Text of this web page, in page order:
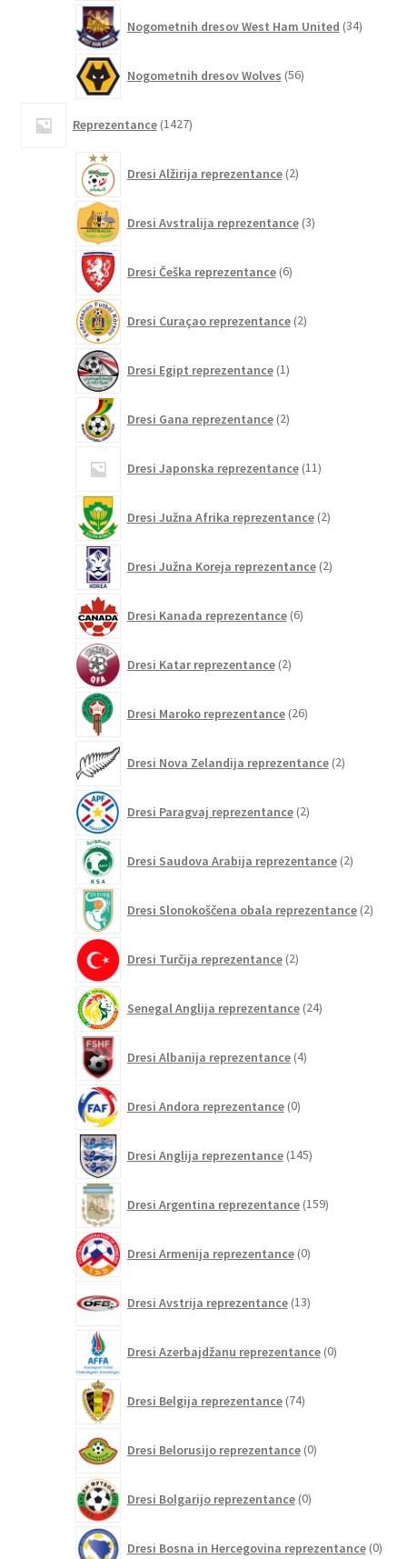
Nogometnih dresov West Ham United 34izdelkov
Nogometnih dresov Wolves 56izdelkov
Reprezentance 1427izdelkov
Dresi Alžirija reprezentance 2izdelka
Dresi Avstralija reprezentance 3izdelki
Dresi Češka reprezentance 6izdelkov
Dresi Curaçao reprezentance 2izdelka
Dresi Egipt reprezentance 1izdelek
Dresi Gana reprezentance 2izdelka
Dresi Japonska reprezentance 11izdelkov
Dresi Južna Afrika reprezentance 2izdelka
Dresi Južna Koreja reprezentance 2izdelka
Dresi Kanada reprezentance 6izdelkov
Dresi Katar reprezentance 2izdelka
Dresi Maroko reprezentance 26izdelkov
Dresi Nova Zelandija reprezentance 2izdelka
Dresi Paragvaj reprezentance 2izdelka
Dresi Saudova Arabija reprezentance 2izdelka
Dresi Slonokoščena obala reprezentance 2izdelka
Dresi Turčija reprezentance 2izdelka
Senegal Anglija reprezentance 24izdelkov
Dresi Albanija reprezentance 4izdelki
Dresi Andora reprezentance 0izdelkov
Dresi Anglija reprezentance 145izdelkov
Dresi Argentina reprezentance 159izdelkov
Dresi Armenija reprezentance 0izdelkov
Dresi Avstrija reprezentance 13izdelkov
Dresi Azerbajdžanu reprezentance 0izdelkov
Dresi Belgija reprezentance 74izdelkov
Dresi Belorusijo reprezentance 0izdelkov
Dresi Bolgarijo reprezentance 0izdelkov
Dresi Bosna in Hercegovina reprezentance 0